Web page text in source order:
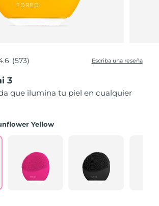
(573) Escriba una reseña
3
que ilumina tu piel en cualquier
Yellow